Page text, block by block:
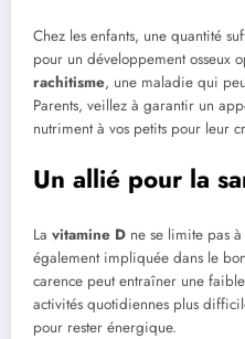
Chez les enfants, une quantité
pour un développement osseux
rachitisme, une maladie qui
Parents, veillez à garantir un
nutriment à vos petits pour leur
Un allié pour la
La vitamine D ne se limite pas à
également impliquée dans le
carence peut entraîner une
activités quotidiennes plus
pour rester énergique.